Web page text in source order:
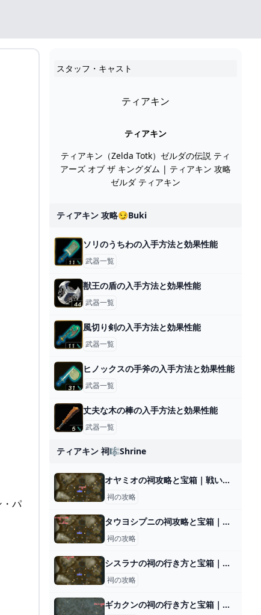
パ
スタッフ・キャスト
ティアキン
ティアキン
ティアキン（Zelda Totk）ゼルダの伝説 ティ
アーズ オブ ザ キングダム | ティアキン 攻略
ゼルダ ティアキン
ティアキン 攻略😏buki
ソリのうちわの入手方法と効果性能
武器一覧
獣王の盾の入手方法と効果性能
武器一覧
風切り剣の入手方法と効果性能
武器一覧
ヒノックスの手斧の入手方法と効果性能
武器一覧
丈夫な木の棒の入手方法と効果性能
武器一覧
ティアキン 祠🎼shrine
オヤミオの祠攻略と宝箱｜戦いの教え 投げの極意
祠の攻略
タウヨシプニの祠攻略と宝箱｜進むか戻るか
祠の攻略
シスラナの祠の行き方と宝箱｜ラウルの祝福
祠の攻略
ギカクンの祠の行き方と宝箱｜球体ギミックの解説